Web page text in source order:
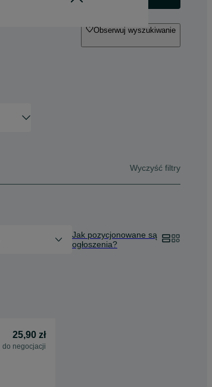
Obserwuj wyszukiwanie
Wyczyść filtry
Jak pozycjonowane są
ogłoszenia?
25,90 zł
do negocjacji